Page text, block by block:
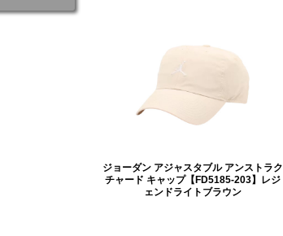
ジョーダン アジャスタブル アンストラク
チャード キャップ【FD5185-203】レジ
ェンドライトブラウン